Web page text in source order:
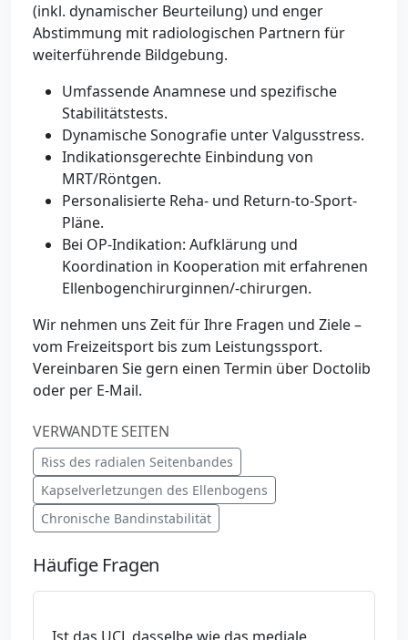
(inkl. dynamischer Beurteilung) und enger
Abstimmung mit radiologischen Partnern für
weiterführende Bildgebung.
Umfassende Anamnese und spezifische
Stabilitätstests.
Dynamische Sonografie unter Valgusstress.
Indikationsgerechte Einbindung von
MRT/Röntgen.
Personalisierte Reha- und Return-to-Sport-
Pläne.
Bei OP-Indikation: Aufklärung und
Koordination in Kooperation mit erfahrenen
Ellenbogenchirurginnen/-chirurgen.
Wir nehmen uns Zeit für Ihre Fragen und Ziele –
vom Freizeitsport bis zum Leistungssport.
Vereinbaren Sie gern einen Termin über Doctolib
oder per E‑Mail.
VERWANDTE SEITEN
Riss des radialen Seitenbandes
Kapselverletzungen des Ellenbogens
Chronische Bandinstabilität
Häufige Fragen